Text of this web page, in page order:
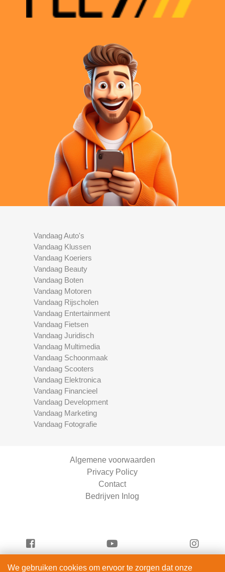
Vandaag Auto's
Vandaag Klussen
Vandaag Koeriers
Vandaag Beauty
Vandaag Boten
Vandaag Motoren
Vandaag Rijscholen
Vandaag Entertainment
Vandaag Fietsen
Vandaag Juridisch
Vandaag Multimedia
Vandaag Schoonmaak
Vandaag Scooters
Vandaag Elektronica
Vandaag Financieel
Vandaag Development
Vandaag Marketing
Vandaag Fotografie
Algemene voorwaarden
Privacy Policy
Contact
Bedrijven Inlog
We gebruiken cookies om ervoor te zorgen dat onze